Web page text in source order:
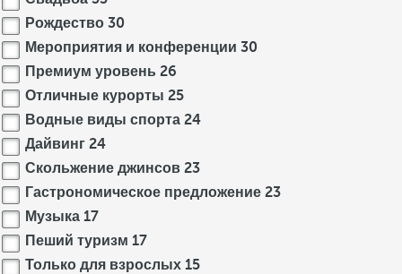
Рождество 30
Мероприятия и конференции 30
Премиум уровень 26
Отличные курорты 25
Водные виды спорта 24
Дайвинг 24
Скольжение джинсов 23
Гастрономическое предложение 23
Музыка 17
Пеший туризм 17
Только для взрослых 15